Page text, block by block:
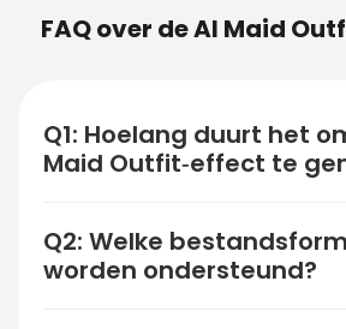
FAQ over de AI Maid
Q1: Hoelang duurt het
Maid Outfit‑effect te
Q2: Welke
worden ondersteund?